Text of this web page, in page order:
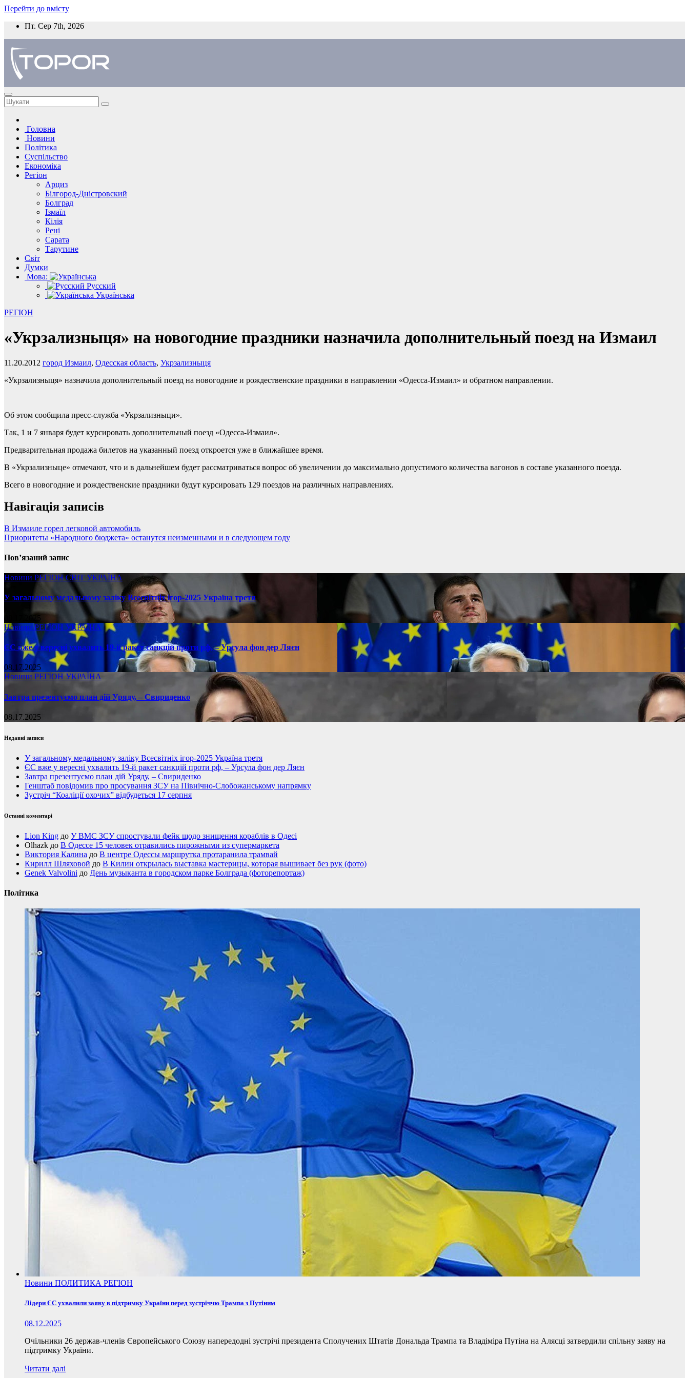
Перейти до вмісту
Пт. Сер 7th, 2026
Головна
Новини
Політика
Суспільство
Економіка
Регіон
Арциз
Білгород-Дністровский
Болград
Ізмаїл
Кілія
Рені
Сарата
Тарутине
Світ
Думки
Мова:
Русский
Українська
РЕГІОН
«Укрзализныця» на новогодние праздники назначила дополнительный поезд на Измаил
11.20.2012 город Измаил, Одесская область, Укрзализныця
«Укрзализныця» назначила дополнительный поезд на новогодние и рождественские праздники в направлении «Одесса-Измаил» и обратном направлении.
Об этом сообщила пресс-служба «Укрзализныци».
Так, 1 и 7 января будет курсировать дополнительный поезд «Одесса-Измаил».
Предварительная продажа билетов на указанный поезд откроется уже в ближайшее время.
В «Укрзализныце» отмечают, что и в дальнейшем будет рассматриваться вопрос об увеличении до максимально допустимого количества вагонов в составе указанного поезда.
Всего в новогодние и рождественские праздники будут курсировать 129 поездов на различных направлениях.
Навігація записів
В Измаиле горел легковой автомобиль
Приоритеты «Народного бюджета» останутся неизменными и в следующем году
Пов’язаний запис
Новини РЕГІОНСВІТ УКРАЇНА
У загальному медальному заліку Всесвітніх ігор-2025 Україна третя
08.17.2025
НовиниРЕГІОН УКРАЇНА
ЄС вже у вересні ухвалить 19-й ракет санкцій проти рф, – Урсула фон дер Ляєн
08.17.2025
Новини РЕГІОН УКРАЇНА
Завтра презентуємо план дій Уряду, – Свириденко
08.17.2025
Недавні записи
У загальному медальному заліку Всесвітніх ігор-2025 Україна третя
ЄС вже у вересні ухвалить 19-й ракет санкцій проти рф, – Урсула фон дер Ляєн
Завтра презентуємо план дій Уряду, – Свириденко
Генштаб повідомив про просування ЗСУ на Північно-Слобожанському напрямку
Зустріч “Коаліції охочих” відбудеться 17 серпня
Останні коментарі
Lion King до У ВМС ЗСУ спростували фейк щодо знищення кораблів в Одесі
Olhazk до В Одессе 15 человек отравились пирожными из супермаркета
Виктория Калина до В центре Одессы маршрутка протаранила трамвай
Кирилл Шляховой до В Килии открылась выставка мастерицы, которая вышивает без рук (фото)
Genek Valvolini до День музыканта в городском парке Болграда (фоторепортаж)
Політика
Новини ПОЛИТИКА РЕГІОН
Лідери ЄС ухвалили заяву в підтримку України перед зустріччю Трампа з Путіним
08.12.2025
Очільники 26 держав-членів Європейського Союзу напередодні зустрічі президента Сполучених Штатів Дональда Трампа та Владіміра Путіна на Алясці затвердили спільну заяву на
підтримку України.
Читати далі